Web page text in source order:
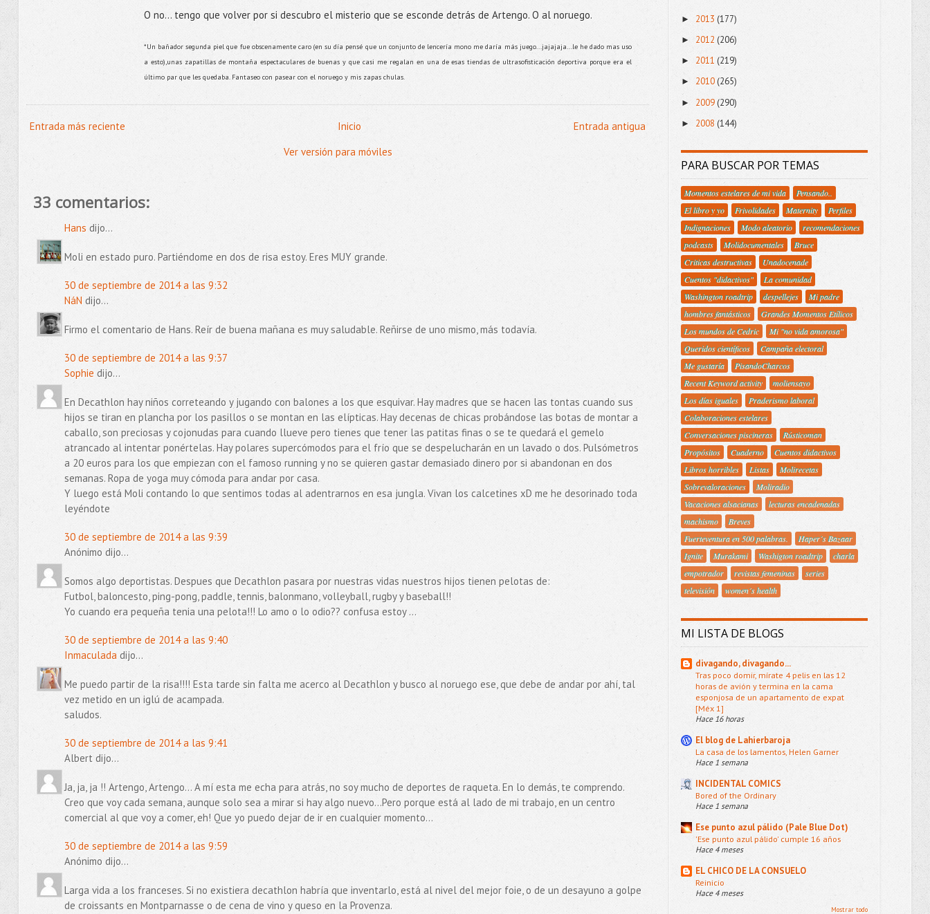
O no... tengo que volver por si descubro el misterio que se esconde detrás de Artengo. O al noruego.
*Un bañador segunda piel que fue obscenamente caro (en su día pensé que un conjunto de lencería mono me daría más juego...jajajaja...le he dado mas uso
a esto),unas zapatillas de montaña espectaculares de buenas y que casi me regalan en una de esas tiendas de ultrasofisticación deportiva porque era el
último par que les quedaba. Fantaseo con pasear con el noruego y mis zapas chulas.
Entrada más reciente Entrada antigua
Inicio
Ver versión para móviles
33 comentarios:
Hans dijo...
Moli en estado puro. Partiéndome en dos de risa estoy. Eres MUY grande.
30 de septiembre de 2014 a las 9:32
NáN dijo...
Firmo el comentario de Hans. Reír de buena mañana es muy saludable. Reñirse de uno mismo, más todavía.
30 de septiembre de 2014 a las 9:37
Sophie dijo...
En Decathlon hay niños correteando y jugando con balones a los que esquivar. Hay madres que se hacen las tontas cuando sus
hijos se tiran en plancha por los pasillos o se montan en las elípticas. Hay decenas de chicas probándose las botas de montar a
caballo, son preciosas y cojonudas para cuando llueve pero tienes que tener las patitas finas o se te quedará el gemelo
atrancado al intentar ponértelas. Hay polares supercómodos para el frío que se despelucharán en un lavado o dos. Pulsómetros
a 20 euros para los que empiezan con el famoso running y no se quieren gastar demasiado dinero por si abandonan en dos
semanas. Ropa de yoga muy cómoda para andar por casa.
Y luego está Moli contando lo que sentimos todas al adentrarnos en esa jungla. Vivan los calcetines xD me he desorinado toda
leyéndote
30 de septiembre de 2014 a las 9:39
Anónimo dijo...
Somos algo deportistas. Despues que Decathlon pasara por nuestras vidas nuestros hijos tienen pelotas de:
Futbol, baloncesto, ping-pong, paddle, tennis, balonmano, volleyball, rugby y baseball!!
Yo cuando era pequeña tenia una pelota!!! Lo amo o lo odio?? confusa estoy ...
30 de septiembre de 2014 a las 9:40
Inmaculadadijo...
Me puedo partir de la risa!!!! Esta tarde sin falta me acerco al Decathlon y busco al noruego ese, que debe de andar por ahí, tal
vez metido en un iglú de acampada.
saludos.
30 de septiembre de 2014 a las 9:41
Albert dijo...
Ja, ja, ja !! Artengo, Artengo... A mí esta me echa para atrás, no soy mucho de deportes de raqueta. En lo demás, te comprendo.
Creo que voy cada semana, aunque solo sea a mirar si hay algo nuevo...Pero porque está al lado de mi trabajo, en un centro
comercial al que voy a comer, eh! Que yo puedo dejar de ir en cualquier momento...
30 de septiembre de 2014 a las 9:59
Anónimo dijo...
Larga vida a los franceses. Si no existiera decathlon habría que inventarlo, está al nivel del mejor foie, o de un desayuno a golpe
de croissants en Montparnasse o de cena de vino y queso en la Provenza.
► 2013 (177)
► 2012 (206)
► 2011 (219)
► 2010(265)
► 2009 (290)
► 2008 (144)
PARA BUSCAR POR TEMAS
Momentos estelares de mi vida
Pensando..
El libro y yo
Frivolidades Maternity
Perfiles
Indignaciones
Modo aleatorio
recomendaciones
podcasts
Molidocumentales
Bruce
Criticas destructivas
Unadocenade
Cuentos "didactivos"
La comunidad
Washington roadtrip
despellejes
Mi padre
hombres fantásticos
Grandes Momentos Etílicos
Los mundos de Cedric
Mi "no vida amorosa"
Queridos científicos
Campaña electoral
Me gustaría
PisandoCharcos
Recent Keyword activity
moliensayo
Los días iguales
Praderismo laboral
Colaboraciones estelares
Conversaciones piscineras
Rústicoman
Propósitos
Cuaderno
Cuentos didactivos
Libros horribles
Listas
Molirecetas
Sobrevaloraciones
Moliradio
Vacaciones alsacianas
lecturas encadenadas
machismo
Breves
Fuerteventura en 500 palabras.
Haper´s Bazaar
Ignite
Murakami Washigton roadtrip
charla
empotrador
revistas femeninas
series
televisión
women´s health
MI LISTA DE BLOGS
divagando, divagando...
Tras poco domir, mírate 4 pelis en las 12
horas de avión y termina en la cama
esponjosa de un apartamento de expat
[Méx 1]
Hace 16 horas
El blog de Lahierbaroja
La casa de los lamentos, Helen Garner
Hace 1 semana
INCIDENTAL COMICS
Bored of the Ordinary
Hace 1 semana
Ese punto azul pálido (Pale Blue Dot)
'Ese punto azul pálido' cumple 16 años
Hace 4 meses
EL CHICO DE LA CONSUELO
Reinicio
Hace 4 meses
Mostrar todo